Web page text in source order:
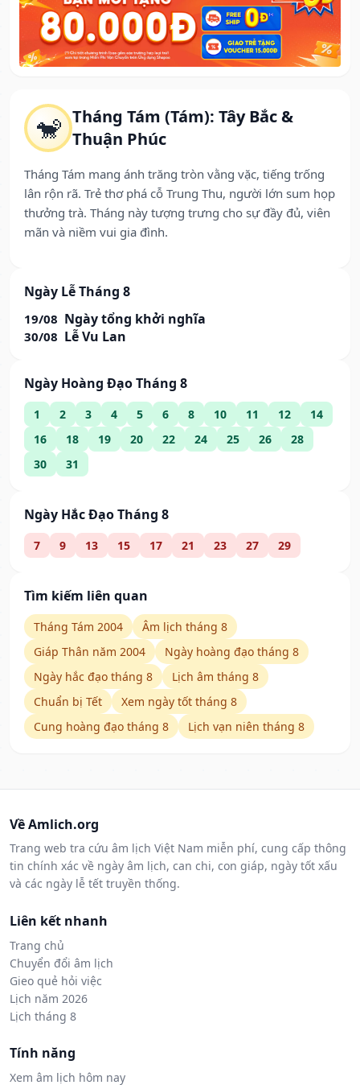
🐒 Tháng Tám (Tám): Tây Bắc &
Thuận Phúc
Tháng Tám mang ánh trăng tròn vằng vặc, tiếng trống
lân rộn rã. Trẻ thơ phá cỗ Trung Thu, người lớn sum họp
thưởng trà. Tháng này tượng trưng cho sự đầy đủ, viên
mãn và niềm vui gia đình.
Ngày Lễ Tháng 8
19/08 Ngày tổng khởi nghĩa
30/08 Lễ Vu Lan
Ngày Hoàng Đạo Tháng 8
1 2 3 4 5 6 8 10 11 12
14
16
18 19 20 22 24 25 26
28
30
31
Ngày Hắc Đạo Tháng 8
7 9 13 15 17 21 23 27 29
Tìm kiếm liên quan
Tháng Tám 2004
Âm lịch tháng 8
Giáp Thân năm 2004
Ngày hoàng đạo tháng 8
Ngày hắc đạo tháng 8
Lịch âm tháng 8
Chuẩn bị Tết
Xem ngày tốt tháng 8
Cung hoàng đạo tháng 8
Lịch vạn niên tháng 8
Về Amlich.org
Trang web tra cứu âm lịch Việt Nam miễn phí, cung cấp thông
tin chính xác về ngày âm lịch, can chi, con giáp, ngày tốt xấu
và các ngày lễ tết truyền thống.
Liên kết nhanh
Trang chủ
Chuyển đổi âm lịch
Gieo quẻ hỏi việc
Lịch năm 2026
Lịch tháng 8
Tính năng
Xem âm lịch hôm nay